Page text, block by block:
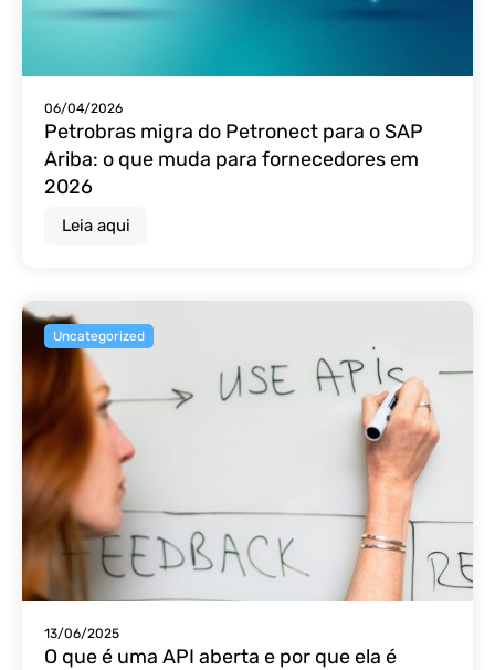
06/04/2026
Petrobras migra do Petronect para o SAP
Ariba: o que muda para fornecedores em
2026
Leia aqui
Uncategorized
13/06/2025
O que é uma API aberta e por que ela é